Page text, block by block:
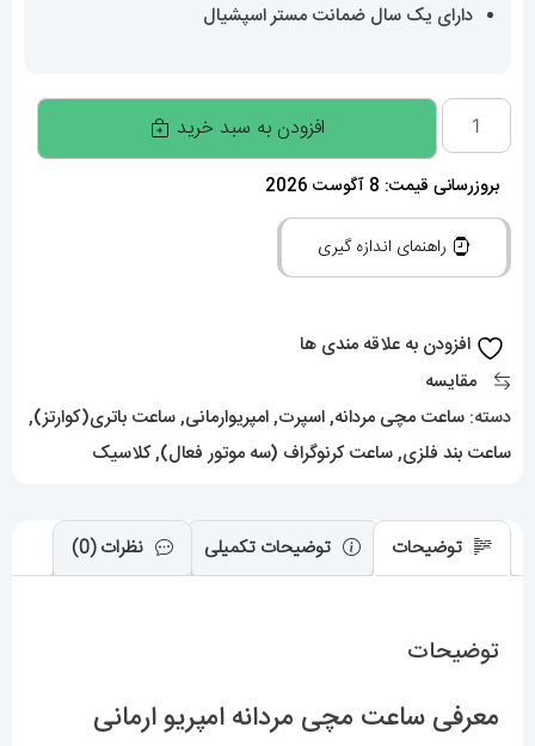
دارای یک سال ضمانت مستر اسپشیال
ساعت
مچی
مردانه
امپریو
EMPORIO
ARMANI
افزودن به سبد خرید
بروزرسانی قیمت: 8 آگوست 2026
راهنمای اندازه گیری
افزودن به علاقه مندی ها
مقایسه
دسته: ساعت مچی مردانه,اسپرت,امپریوارمانی,ساعت باتری(کوارتز),
ساعت بند فلزی,ساعت کرنوگراف (سه موتور فعال),کلاسیک
توضیحات توضیحات تکمیلی نظرات (0)
توضیحات
معرفی ساعت مچی مردانه امپریو ارمانی